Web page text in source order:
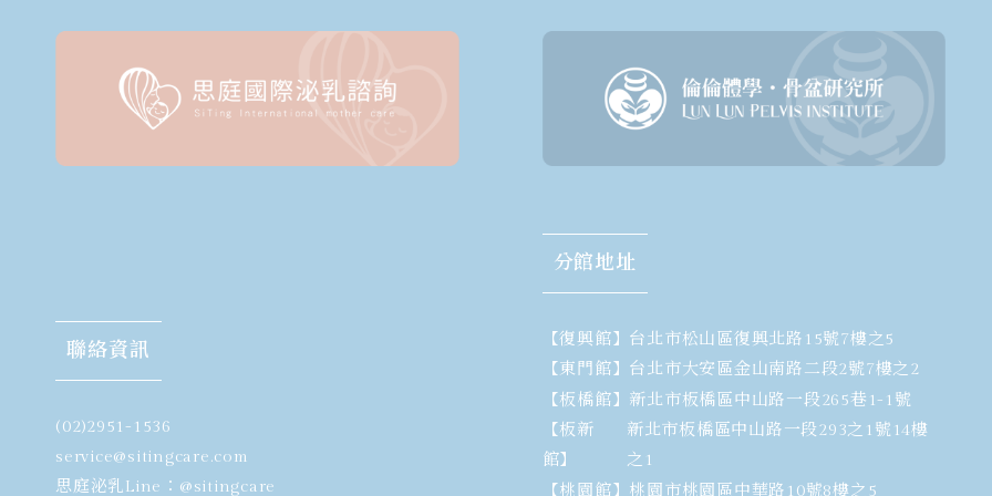
聯絡資訊
(02)2951-1536
​service@sitingcare.com
思庭泌乳Line： @sitingcare
分館地址
【復興館】 台北市松山區復興北路15號7樓之5
【東門館】 台北市大安區金山南路二段2號7樓之2
【板橋館】 新北市板橋區中山路一段265巷1-1號
【板新
館】
新北市板橋區中山路一段293之1號14樓
之1
【桃園館】 桃園市桃園區中華路10號8樓之5